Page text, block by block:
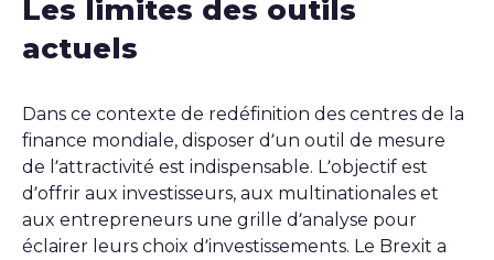
Les limites des outils
actuels
Dans ce contexte de redéfinition des centres de la
finance mondiale, disposer d’un outil de mesure
de l’attractivité est indispensable. L’objectif est
d’offrir aux investisseurs, aux multinationales et
aux entrepreneurs une grille d’analyse pour
éclairer leurs choix d’investissements. Le Brexit a